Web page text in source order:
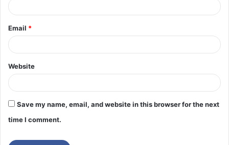
Email *
Website
Save my name, email, and website in this browser for the next
time I comment.